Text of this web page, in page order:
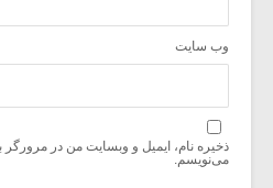
وب‌ سایت
ذخیره نام، ایمیل و وبسایت من در مرورگر
می‌نویسم.